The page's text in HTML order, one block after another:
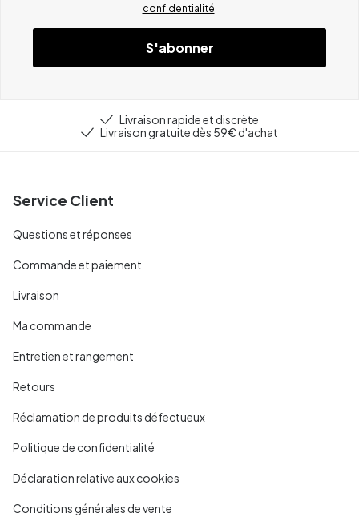
confidentialité.
S'abonner
Livraison rapide et discrète
Livraison gratuite dès 59€ d'achat
Service Client
Questions et réponses
Commande et paiement
Livraison
Ma commande
Entretien et rangement
Retours
Réclamation de produits défectueux
Politique de confidentialité
Déclaration relative aux cookies
Conditions générales de vente